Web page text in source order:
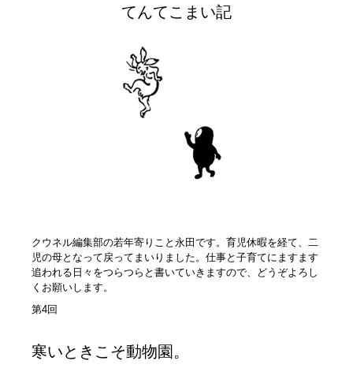
てんてこまい記
クウネル編集部の若年寄りこと永田です。育児休暇を経て、二
児の母となって戻ってまいりました。仕事と子育てにますます
追われる日々をつらつらと書いていきますので、どうぞよろし
くお願いします。
第4回
寒いときこそ動物園。